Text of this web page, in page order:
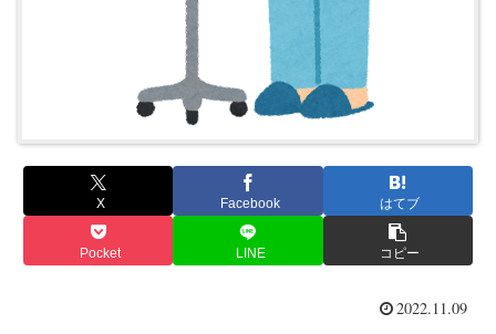
X Facebook はてブ
Pocket LINE コピー
2022.11.09